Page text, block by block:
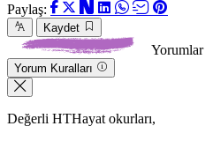
Paylaş:
Kaydet
Yorumlar
Yorum Kuralları
Değerli HTHayat okurları,